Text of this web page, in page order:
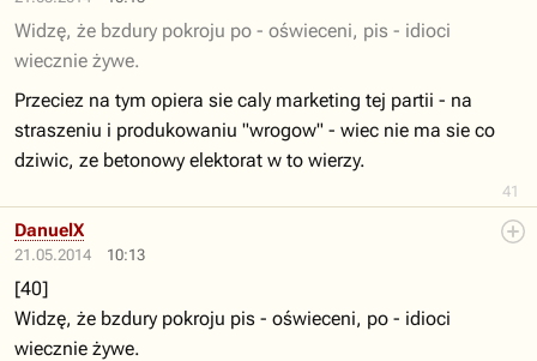
41
Widzę, że bzdury pokroju po - oświeceni, pis - idioci
wiecznie żywe.
Przeciez na tym opiera sie caly marketing tej partii - na
straszeniu i produkowaniu "wrogow" - wiec nie ma sie co
dziwic, ze betonowy elektorat w to wierzy.
21.05.2014 10:13
DanuelX
[40]
Widzę, że bzdury pokroju pis - oświeceni, po - idioci
wiecznie żywe.